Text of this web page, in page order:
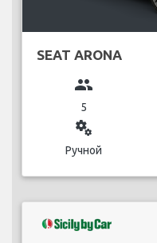
SEAT ARONA
group
5
miscellaneous_services
Ручной